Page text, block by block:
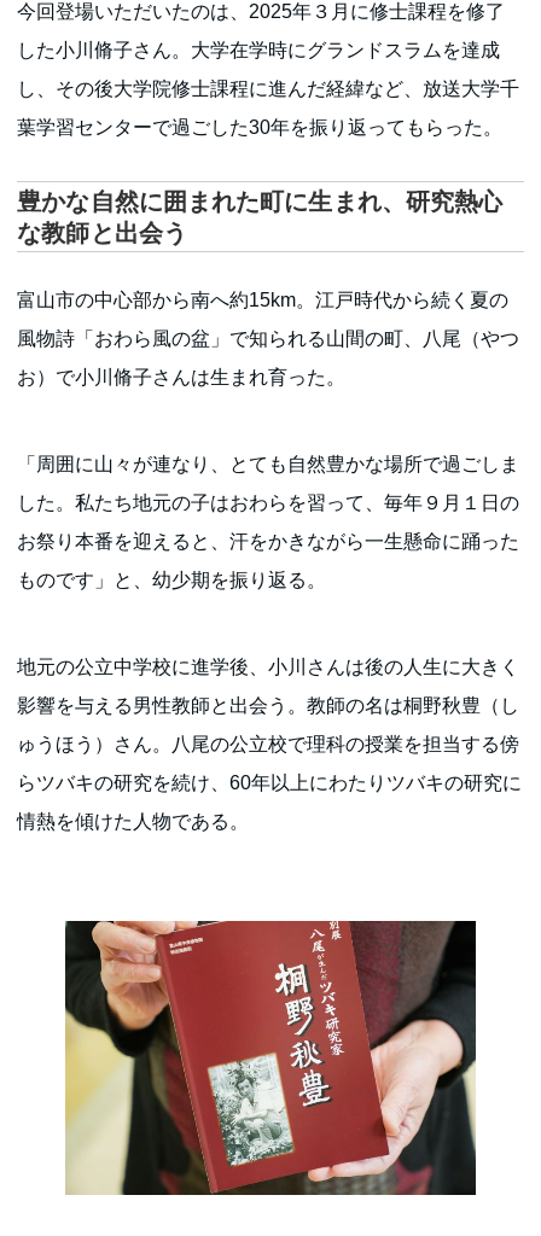
今回登場いただいたのは、2025年３月に修士課程を修了
した小川脩子さん。大学在学時にグランドスラムを達成
し、その後大学院修士課程に進んだ経緯など、放送大学千
葉学習センターで過ごした30年を振り返ってもらった。
豊かな自然に囲まれた町に生まれ、研究熱心
な教師と出会う
富山市の中心部から南へ約15km。江戸時代から続く夏の
風物詩「おわら風の盆」で知られる山間の町、八尾（やつ
お）で小川脩子さんは生まれ育った。
「周囲に山々が連なり、とても自然豊かな場所で過ごしま
した。私たち地元の子はおわらを習って、毎年９月１日の
お祭り本番を迎えると、汗をかきながら一生懸命に踊った
ものです」と、幼少期を振り返る。
地元の公立中学校に進学後、小川さんは後の人生に大きく
影響を与える男性教師と出会う。教師の名は桐野秋豊（し
ゅうほう）さん。八尾の公立校で理科の授業を担当する傍
らツバキの研究を続け、60年以上にわたりツバキの研究に
情熱を傾けた人物である。